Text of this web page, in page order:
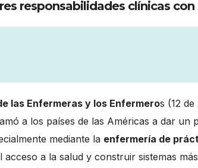
responsabilidades clínicas
las Enfermeras y los Enfermeros (12
a los países de las Américas a dar un
mediante la enfermería de
acceso a la salud y construir sistemas